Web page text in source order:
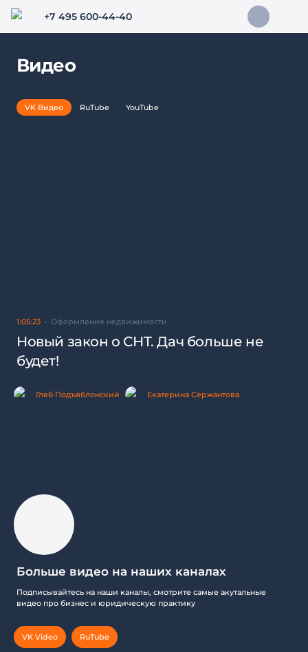
+7 495 600-44-40
Видео
VK Видео RuTube YouTube
1:05:23 Оформление недвижимости
Новый закон о СНТ. Дач больше не
будет!
Глеб Подъяблонский Екатерина Сержантова
Больше видео на наших каналах
Подписывайтесь на наши каналы, смотрите самые акутальные
видео про бизнес и юридическую практику
VK Video RuTube